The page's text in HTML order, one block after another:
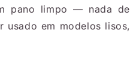
pano limpo — nada de
usado em modelos lisos,